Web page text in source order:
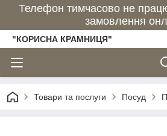
Телефон тимчасово не
замовлення
"КОРИСНА КРАМНИЦЯ"
Товари та послуги Посуд